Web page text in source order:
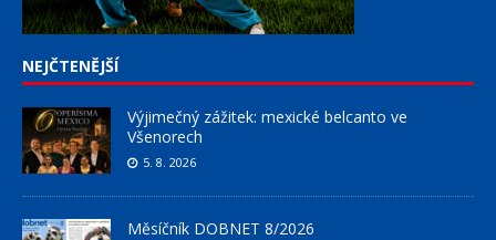
NEJČTENĚJŠÍ
Výjimečný zážitek: mexické belcanto ve
Všenorech
5. 8. 2026
Měsíčník DOBNET 8/2026